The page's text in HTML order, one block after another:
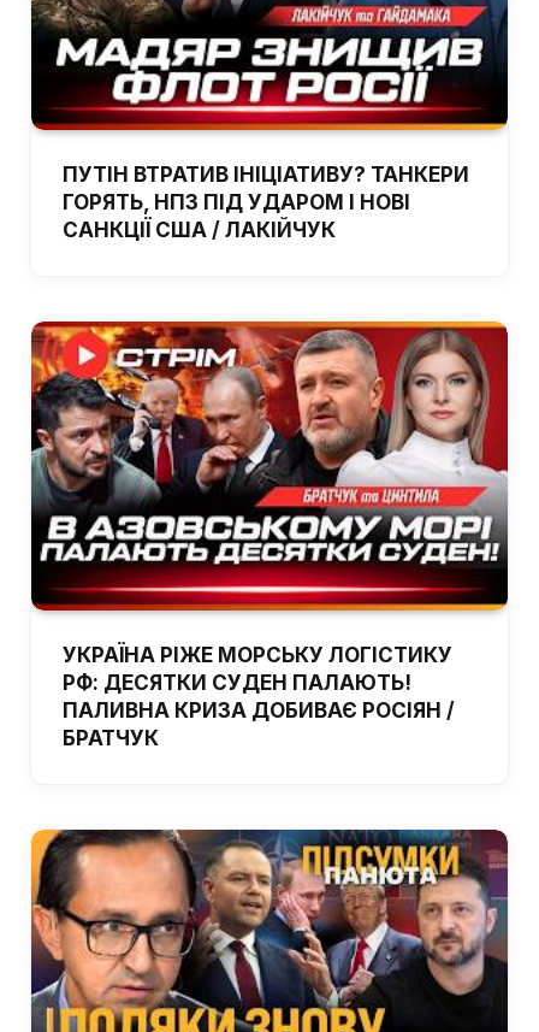
ПУТІН ВТРАТИВ ІНІЦІАТИВУ? ТАНКЕРИ
ГОРЯТЬ, НПЗ ПІД УДАРОМ І НОВІ
САНКЦІЇ США / ЛАКІЙЧУК
УКРАЇНА РІЖЕ МОРСЬКУ ЛОГІСТИКУ
РФ: ДЕСЯТКИ СУДЕН ПАЛАЮТЬ!
ПАЛИВНА КРИЗА ДОБИВАЄ РОСІЯН /
БРАТЧУК